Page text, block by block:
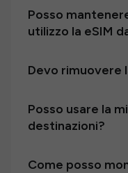
Posso
utilizzo la eSIM
Devo rimuovere
Posso usare la
destinazioni?
Come posso